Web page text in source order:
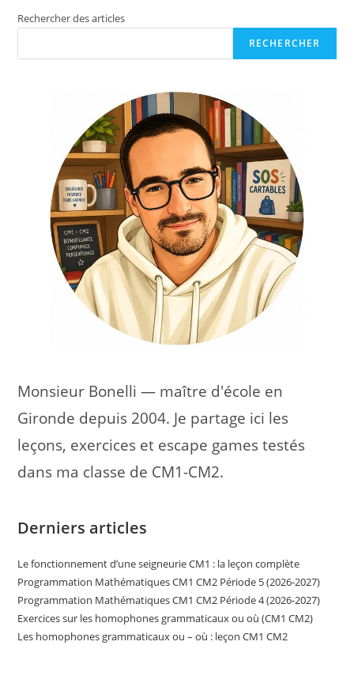
Rechercher des articles
RECHERCHER
Monsieur Bonelli — maître d'école en
Gironde depuis 2004. Je partage ici les
leçons, exercices et escape games testés
dans ma classe de CM1-CM2.
Derniers articles
Le fonctionnement d’une seigneurie CM1 : la leçon complète
Programmation Mathématiques CM1 CM2 Période 5 (2026-2027)
Programmation Mathématiques CM1 CM2 Période 4 (2026-2027)
Exercices sur les homophones grammaticaux ou où (CM1 CM2)
Les homophones grammaticaux ou – où : leçon CM1 CM2